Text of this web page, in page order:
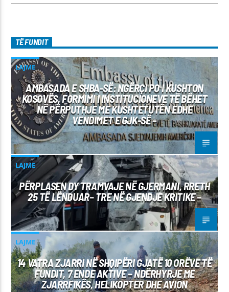
TË FUNDIT
LAJME
AMBASADA E SHBA-SË: NGËRÇI PO I KUSHTON
KOSOVËS, FORMIMI I INSTITUCIONEVE TË BËHET
NË PËRPUTHJE ME KUSHTETUTËN EDHE
VENDIMET E GJK-SË –
LAJME
PËRPLASEN DY TRAMVAJE NË GJERMANI, RRETH
25 TË LËNDUAR– TRE NË GJENDJE KRITIKE –
LAJME
14 VATRA ZJARRI NË SHQIPËRI GJATË 10 ORËVE TË
FUNDIT, 7 ENDE AKTIVE – NDËRHYRJE ME
ZJARRFIKËS, HELIKOPTER DHE AVION